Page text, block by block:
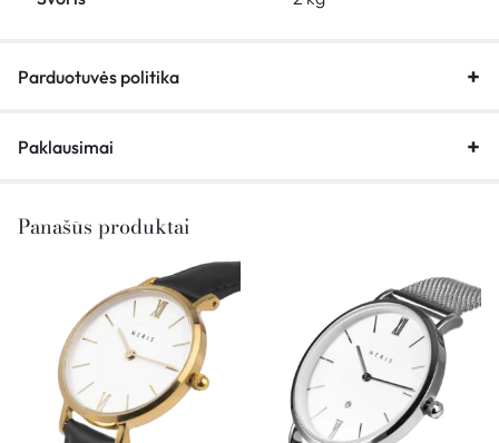
Parduotuvės politika
Paklausimai
Panašūs produktai